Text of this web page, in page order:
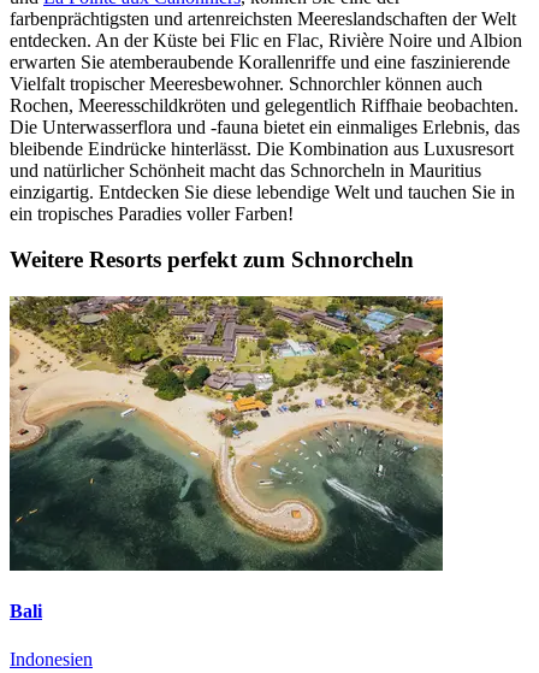
farbenprächtigsten und artenreichsten Meereslandschaften der Welt
entdecken. An der Küste bei Flic en Flac, Rivière Noire und Albion
erwarten Sie atemberaubende Korallenriffe und eine faszinierende
Vielfalt tropischer Meeresbewohner. Schnorchler können auch
Rochen, Meeresschildkröten und gelegentlich Riffhaie beobachten.
Die Unterwasserflora und -fauna bietet ein einmaliges Erlebnis, das
bleibende Eindrücke hinterlässt. Die Kombination aus Luxusresort
und natürlicher Schönheit macht das Schnorcheln in Mauritius
einzigartig. Entdecken Sie diese lebendige Welt und tauchen Sie in
ein tropisches Paradies voller Farben!
Weitere Resorts perfekt zum Schnorcheln
Bali
Indonesien